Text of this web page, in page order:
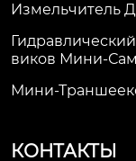
Измельчитель
Виков Мини-
Мини-
КОНТАКТЫ